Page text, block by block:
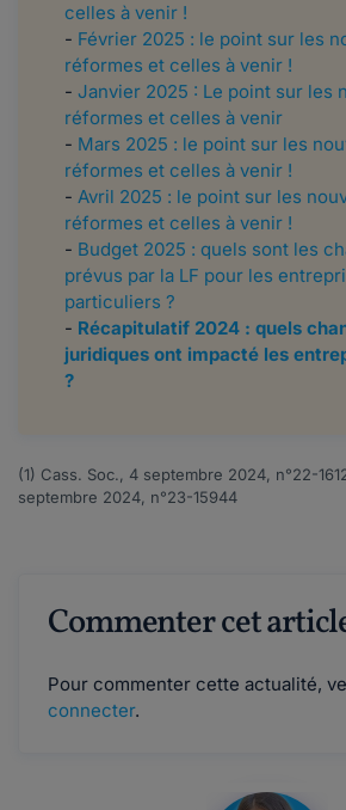
celles à venir !
- Février 2025 : le point sur les
réformes et celles à venir !
- Janvier 2025 : Le point sur les
réformes et celles à venir
- Mars 2025 : le point sur les
réformes et celles à venir !
- Avril 2025 : le point sur les
réformes et celles à venir !
- Budget 2025 : quels sont les
prévus par la LF pour les
particuliers ?
- Récapitulatif 2024 : quels
juridiques ont impacté les
?
(1) Cass. Soc., 4 septembre 2024, n°22-
septembre 2024, n°23-15944
Commenter cet
Pour commenter cette actualité,
connecter.